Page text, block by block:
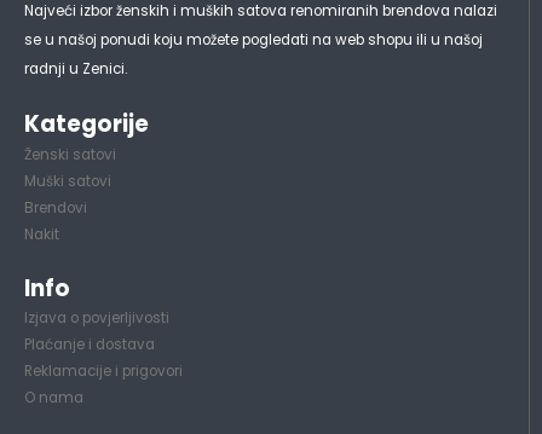
Najveći izbor ženskih i muških satova renomiranih brendova nalazi
se u našoj ponudi koju možete pogledati na web shopu ili u našoj
radnji u Zenici.
Kategorije
Ženski satovi
Muški satovi
Brendovi
Nakit
Info
Izjava o povjerljivosti
Plaćanje i dostava
Reklamacije i prigovori
O nama